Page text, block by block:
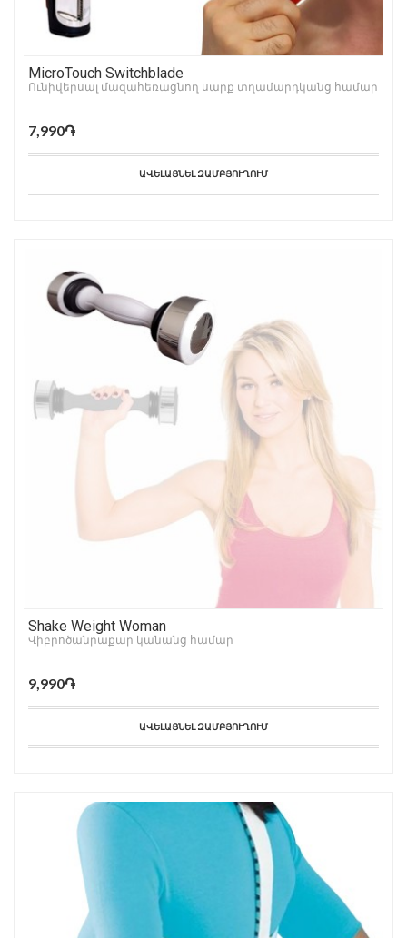
MicroTouch Switchblade
Ունիվերսալ մազահեռացնող սարք տղամարդկանց համար
7,990֏
ԱՎԵԼԱՑՆԵԼ ԶԱՄԲՅՈՒՂՈՒՄ
Shake Weight Woman
Վիբրոծանրաքար կանանց համար
9,990֏
ԱՎԵԼԱՑՆԵԼ ԶԱՄԲՅՈՒՂՈՒՄ